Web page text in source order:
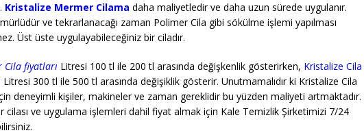
Kristalize Mermer Cilama daha maliyetledir ve daha uzun sürede uygulanır.
ve tekrarlanacağı zaman Polimer Cila gibi sökülme işlemi yapılması
Üst üste uygulayabileceğiniz bir ciladır.
Cila fiyatları Litresi 100 tl ile 200 tl arasında değişkenlik gösterirken, Kristalize Cila
Litresi 300 tl ile 500 tl arasında değişiklik gösterir. Unutmamalıdır ki Kristalize Cila
deneyimli kişiler, makineler ve zaman gereklidir bu yüzden maliyeti artmaktadır.
cilası ve uygulama işlemleri dahil fiyat almak için Kale Temizlik Şirketimizi 7/24